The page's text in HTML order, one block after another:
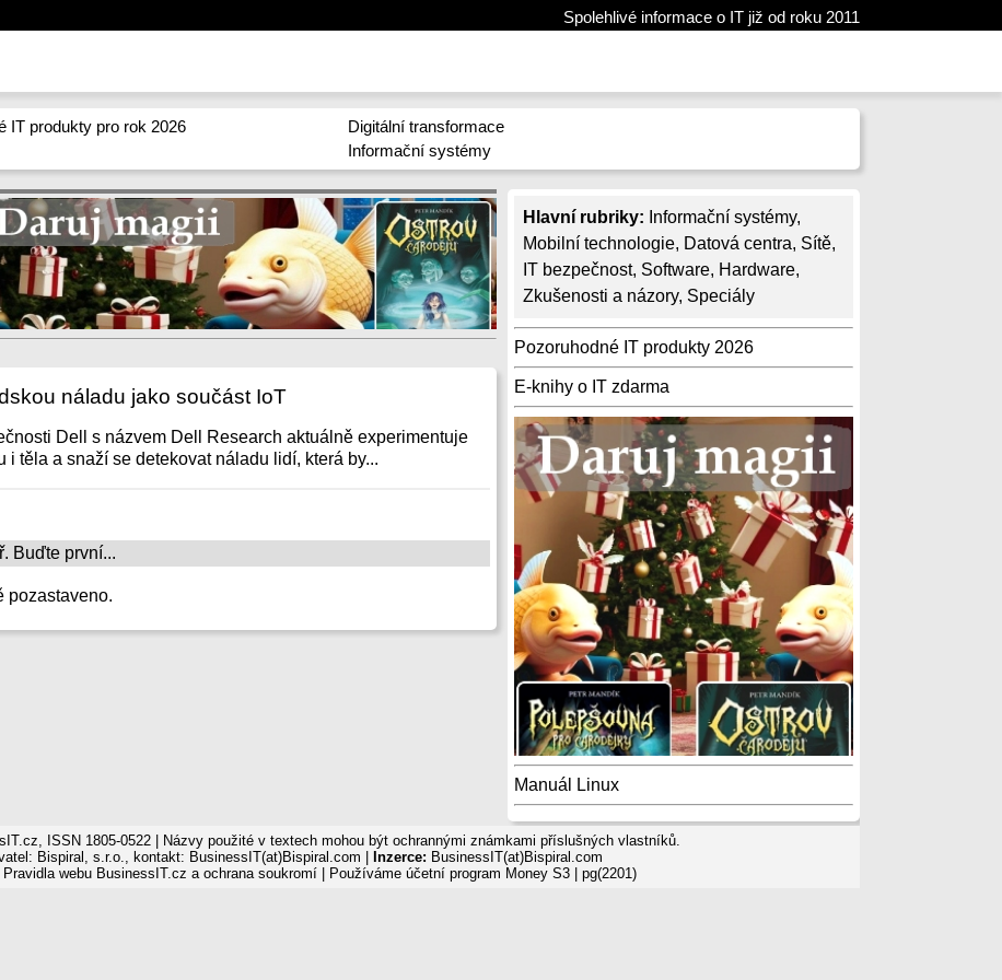
Spolehlivé informace o IT již od roku 2011
IT produkty pro rok 2026
Digitální transformace
Informační systémy
Hlavní rubriky: Informační systémy,
Mobilní technologie, Datová centra, Sítě,
IT bezpečnost, Software, Hardware,
Zkušenosti a názory, Speciály
Pozoruhodné IT produkty 2026
E-knihy o IT zdarma
Manuál Linux
náladu jako součást IoT
Dell s názvem Dell Research aktuálně experimentuje
i těla a snaží se detekovat náladu lidí, která by...
Buďte první...
pozastaveno.
ISSN 1805-0522 | Názvy použité v textech mohou být ochrannými známkami příslušných vlastníků.
Bispiral, s.r.o., kontakt: BusinessIT(at)Bispiral.com |
Inzerce: BusinessIT(at)Bispiral.com
Pravidla webu BusinessIT.cz a ochrana soukromí| Používáme účetní program Money S3| pg(2201)